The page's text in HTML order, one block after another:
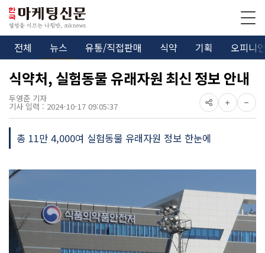
전체 뉴스 유통/직접판매 식약 기획 오피니
식약처, 실험동물 유래자원 최신 정보 안내
두영준 기자
기사 입력 : 2024-10-17 09:05:37
총 11만 4,000여 실험동물 유래자원 정보 한눈에